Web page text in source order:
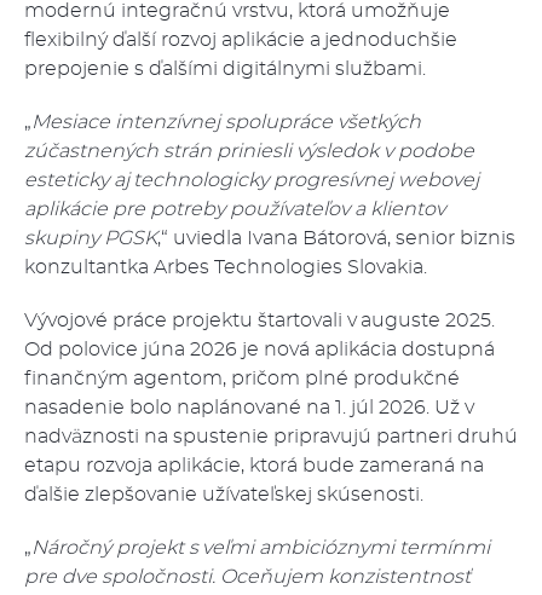
modernú integračnú vrstvu, ktorá umožňuje
flexibilný ďalší rozvoj aplikácie a jednoduchšie
prepojenie s ďalšími digitálnymi službami.
„Mesiace intenzívnej spolupráce všetkých
zúčastnených strán priniesli výsledok v podobe
esteticky aj technologicky progresívnej webovej
aplikácie pre potreby používateľov a klientov
skupiny PGSK,“ uviedla Ivana Bátorová, senior biznis
konzultantka Arbes Technologies Slovakia.
Vývojové práce projektu štartovali v auguste 2025.
Od polovice júna 2026 je nová aplikácia dostupná
finančným agentom, pričom plné produkčné
nasadenie bolo naplánované na 1. júl 2026. Už v
nadväznosti na spustenie pripravujú partneri druhú
etapu rozvoja aplikácie, ktorá bude zameraná na
ďalšie zlepšovanie užívateľskej skúsenosti.
„Náročný projekt s veľmi ambicióznymi termínmi
pre dve spoločnosti. Oceňujem konzistentnosť